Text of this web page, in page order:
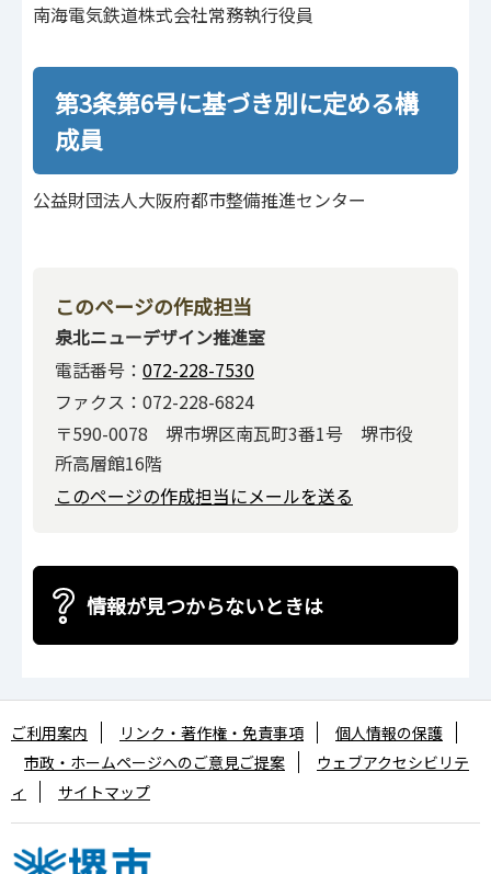
南海電気鉄道株式会社常務執行役員
第3条第6号に基づき別に定める構
成員
公益財団法人大阪府都市整備推進センター
このページの作成担当
泉北ニューデザイン推進室
電話番号： 072-228-7530
ファクス：072-228-6824
〒590-0078 堺市堺区南瓦町3番1号 堺市役
所高層館16階
このページの作成担当にメールを送る
情報が見つからないときは
ご利用案内 リンク・著作権・免責事項
個人情報の保護
市政・ホームページへのご意見ご提案
ウェブアクセシビリテ
ィ
サイトマップ